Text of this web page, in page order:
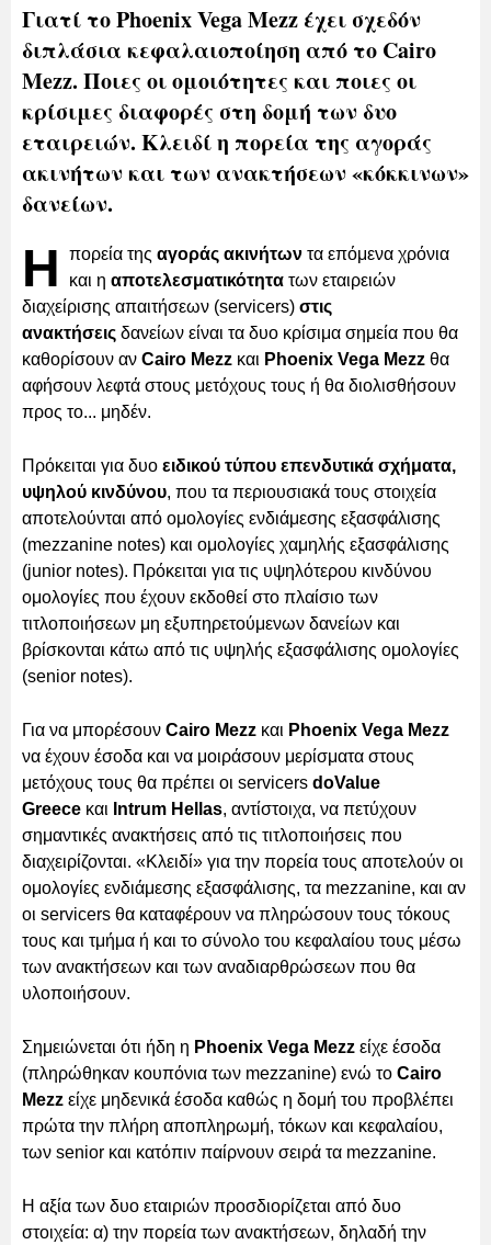
Γιατί το Phoenix Vega Mezz έχει σχεδόν
διπλάσια κεφαλαιοποίηση από το Cairo
Mezz. Ποιες οι ομοιότητες και ποιες οι
κρίσιμες διαφορές στη δομή των δυο
εταιρειών. Κλειδί η πορεία της αγοράς
ακινήτων και των ανακτήσεων «κόκκινων»
δανείων.
Η πορεία της αγοράς ακινήτων τα επόμενα χρόνια
και η αποτελεσματικότητα των εταιρειών
διαχείρισης απαιτήσεων (servicers) στις
ανακτήσεις δανείων είναι τα δυο κρίσιμα σημεία που θα
καθορίσουν αν Cairo Mezz και Phoenix Vega Mezz θα
αφήσουν λεφτά στους μετόχους τους ή θα διολισθήσουν
προς το... μηδέν.
Πρόκειται για δυο ειδικού τύπου επενδυτικά σχήματα,
υψηλού κινδύνου, που τα περιουσιακά τους στοιχεία
αποτελούνται από ομολογίες ενδιάμεσης εξασφάλισης
(mezzanine notes) και ομολογίες χαμηλής εξασφάλισης
(junior notes). Πρόκειται για τις υψηλότερου κινδύνου
ομολογίες που έχουν εκδοθεί στο πλαίσιο των
τιτλοποιήσεων μη εξυπηρετούμενων δανείων και
βρίσκονται κάτω από τις υψηλής εξασφάλισης ομολογίες
(senior notes).
Για να μπορέσουν Cairo Mezz και Phoenix Vega Mezz
να έχουν έσοδα και να μοιράσουν μερίσματα στους
μετόχους τους θα πρέπει οι servicers doValue
Greece και Intrum Hellas, αντίστοιχα, να πετύχουν
σημαντικές ανακτήσεις από τις τιτλοποιήσεις που
διαχειρίζονται. «Κλειδί» για την πορεία τους αποτελούν οι
ομολογίες ενδιάμεσης εξασφάλισης, τα mezzanine, και αν
οι servicers θα καταφέρουν να πληρώσουν τους τόκους
τους και τμήμα ή και το σύνολο του κεφαλαίου τους μέσω
των ανακτήσεων και των αναδιαρθρώσεων που θα
υλοποιήσουν.
Σημειώνεται ότι ήδη η Phoenix Vega Mezz είχε έσοδα
(πληρώθηκαν κουπόνια των mezzanine) ενώ το Cairo
Mezz είχε μηδενικά έσοδα καθώς η δομή του προβλέπει
πρώτα την πλήρη αποπληρωμή, τόκων και κεφαλαίου,
των senior και κατόπιν παίρνουν σειρά τα mezzanine.
Η αξία των δυο εταιριών προσδιορίζεται από δυο
στοιχεία: α) την πορεία των ανακτήσεων, δηλαδή την